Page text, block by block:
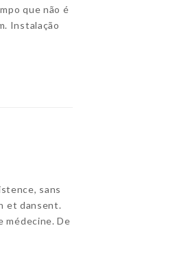
que não é
Instalação
sans
et dansent.
médecine. De